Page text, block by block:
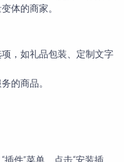
体的商家。
，如礼品包装、定制文字
的商品。
件”菜单，点击“安装插